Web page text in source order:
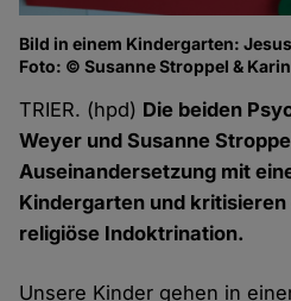
Bild in einem Kindergarten:
Foto: © Susanne Stroppel &
TRIER. (hpd) Die beiden
Weyer und Susanne
Auseinandersetzung mit
Kindergarten und
religiöse Indoktrination.
Unsere Kinder gehen in